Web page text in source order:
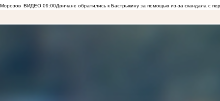
Морозов ВИДЕО 09:00Дончане обратились к Бастрыкину за помощью из-за скандала с